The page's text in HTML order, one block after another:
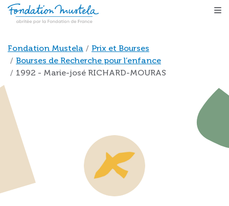
Aller au contenu principal
Fil d'Ariane
Fondation Mustela
Prix et Bourses
Bourses de Recherche pour l’enfance
1992 - Marie-josé RICHARD-MOURAS